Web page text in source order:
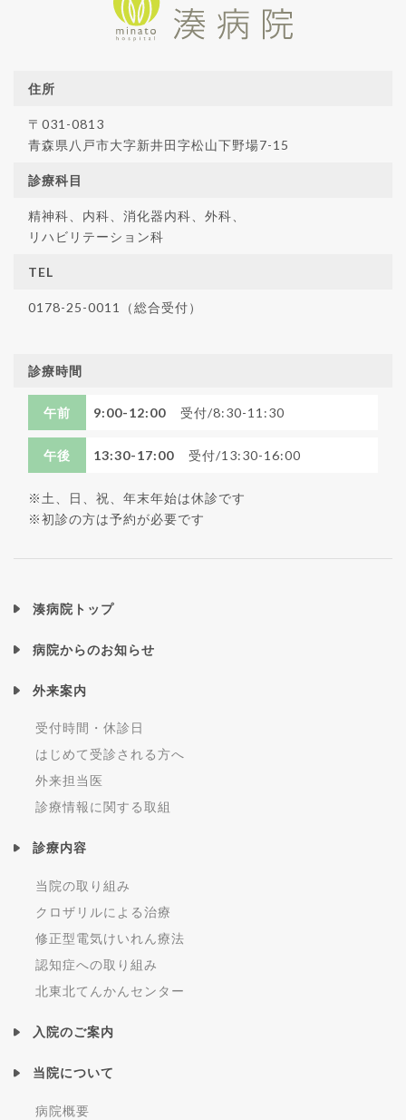
住所
〒031-0813
青森県八戸市大字新井田字松山下野場7-15
診療科目
精神科、内科、消化器内科、外科、
リハビリテーション科
TEL
0178-25-0011（総合受付）
診療時間
午前 9:00-12:00 受付/8:30-11:30
午後 13:30-17:00 受付/13:30-16:00
※土、日、祝、年末年始は休診です
※初診の方は予約が必要です
湊病院トップ
病院からのお知らせ
外来案内
受付時間・休診日
はじめて受診される方へ
外来担当医
診療情報に関する取組
診療内容
当院の取り組み
クロザリルによる治療
修正型電気けいれん療法
認知症への取り組み
北東北てんかんセンター
入院のご案内
当院について
病院概要